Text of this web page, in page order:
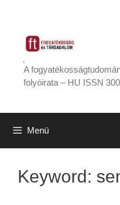
tartalomba
A
folyóirata – HU ISSN
Menü
Keyword: